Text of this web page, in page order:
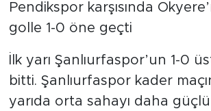
Pendikspor karşısında
golle 1-0 öne geçti
İlk yarı Şanlıurfaspor’un 1-0
bitti. Şanlıurfaspor kader
yarıda orta sahayı daha